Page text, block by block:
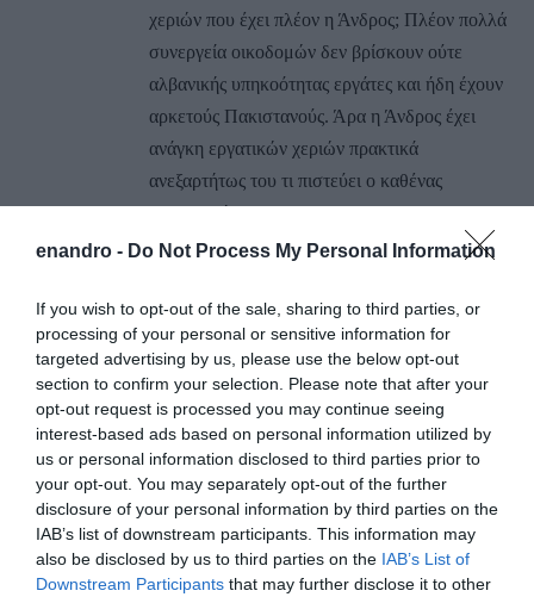
enandro - Do Not Process My Personal Information
If you wish to opt-out of the sale, sharing to third parties, or
processing of your personal or sensitive information for
targeted advertising by us, please use the below opt-out
section to confirm your selection. Please note that after your
opt-out request is processed you may continue seeing
interest-based ads based on personal information utilized by
us or personal information disclosed to third parties prior to
your opt-out. You may separately opt-out of the further
disclosure of your personal information by third parties on the
IAB’s list of downstream participants. This information may
also be disclosed by us to third parties on the IAB’s List of
Downstream Participants that may further disclose it to other
χεριών που έχει πλέον η Άνδρος; Πλέον πολλά
συνεργεία οικοδομών δεν βρίσκουν ούτε
αλβανικής υπηκοότητας εργάτες και ήδη έχουν
αρκετούς Πακιστανούς. Άρα η Άνδρος έχει
ανάγκη εργατικών χεριών πρακτικά
ανεξαρτήτως του τι πιστεύει ο καθένας
ΑΠΆΝΤΗΣΗ
ΑΦΉΣΤΕ ΈΝΑ ΣΧΌΛΙΟ
Η ηλ. διεύθυνση σας δεν δημοσιεύεται. Τα υποχρεωτικά πεδία
σημειώνονται με*